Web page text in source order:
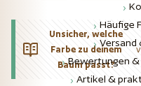
Unsicher, welche
Farbe zu deinem
Baum passt?
Häufige
Versand
Bewertungen
Artikel &